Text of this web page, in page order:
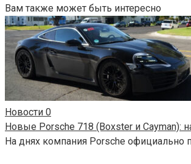
Вам также может быть интересно
Новости 0
Новые Porsche 718 (Boxster и Cayman):
На днях компания Porsche официально